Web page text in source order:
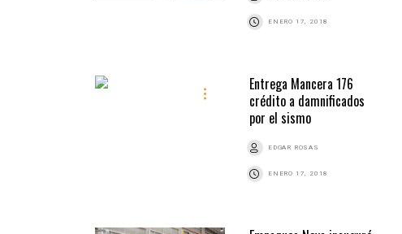
ENERO 17, 2018
Entrega Mancera 176
crédito a damnificados
por el sismo
EDGAR ROSAS
ENERO 17, 2018